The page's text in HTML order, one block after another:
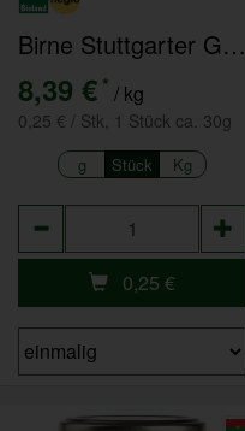
Birne Stuttgarter Geißhirtle
8,39 € * / kg
0,25 € / Stk, 1 Stück ca. 30g
g Stück Kg
0,25 €